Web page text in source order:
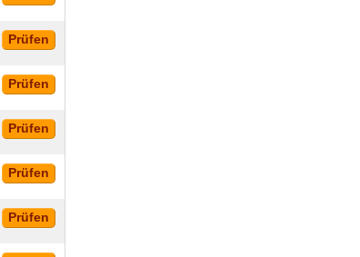
Prüfen
Prüfen
Prüfen
Prüfen
Prüfen